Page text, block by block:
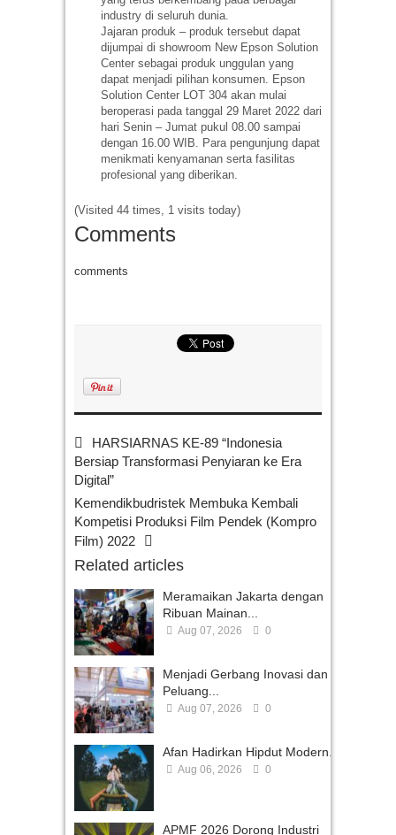
industry di seluruh dunia.
Jajaran produk – produk tersebut dapat
dijumpai di showroom New Epson Solution
Center sebagai produk unggulan yang
dapat menjadi pilihan konsumen. Epson
Solution Center LOT 304 akan mulai
beroperasi pada tanggal 29 Maret 2022 dari
hari Senin – Jumat pukul 08.00 sampai
dengan 16.00 WIB. Para pengunjung dapat
menikmati kenyamanan serta fasilitas
profesional yang diberikan.
(Visited 44 times, 1 visits today)
Comments
comments
HARSIARNAS KE-89 “Indonesia
Bersiap Transformasi Penyiaran ke Era
Digital”
Kemendikbudristek Membuka Kembali
Kompetisi Produksi Film Pendek (Kompro
Film) 2022
Related articles
Meramaikan Jakarta dengan
Ribuan Mainan...
Aug 07, 2026 0
Menjadi Gerbang Inovasi dan
Peluang...
Aug 07, 2026 0
Afan Hadirkan Hipdut Modern...
Aug 06, 2026 0
APMF 2026 Dorong Industri